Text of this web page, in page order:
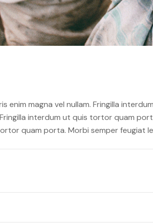
enim magna vel nullam. Fringilla
interdum ut quis tortor quam
quam porta. Morbi semper feugiat